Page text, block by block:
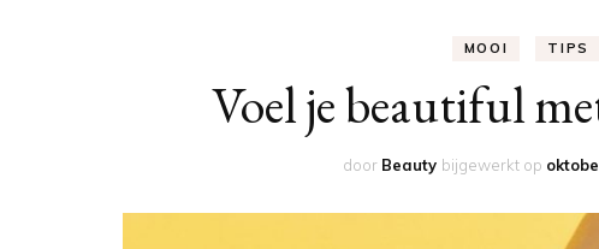
MOOI TIPS
Voel je beautiful
door Beauty bijgewerkt op